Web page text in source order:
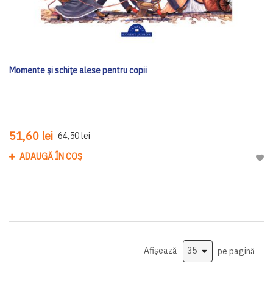
Momente și schițe alese pentru copii
51,60 lei 64,50 lei
ADAUGĂ ÎN COȘ
Afișează pe pagină